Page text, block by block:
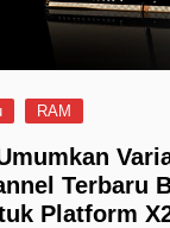
RAM
Terbaru
Platform